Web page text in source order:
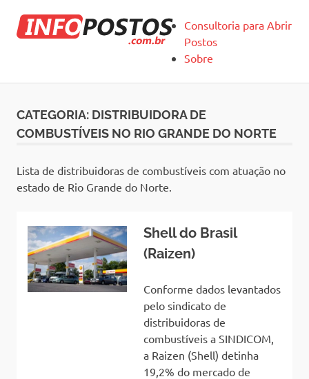
content
Infopostos
Consultoria para Abrir
Postos
Sobre
CATEGORIA: DISTRIBUIDORA DE
COMBUSTÍVEIS NO RIO GRANDE DO NORTE
Lista de distribuidoras de combustíveis com atuação no
estado de Rio Grande do Norte.
Shell do Brasil
(Raizen)
Conforme dados levantados
pelo sindicato de
distribuidoras de
combustíveis a SINDICOM,
a Raizen (Shell) detinha
19,2% do mercado de